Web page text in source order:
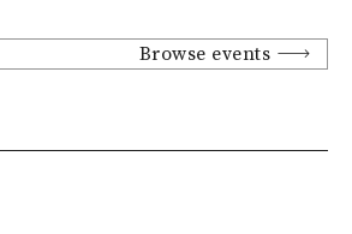
Browse events